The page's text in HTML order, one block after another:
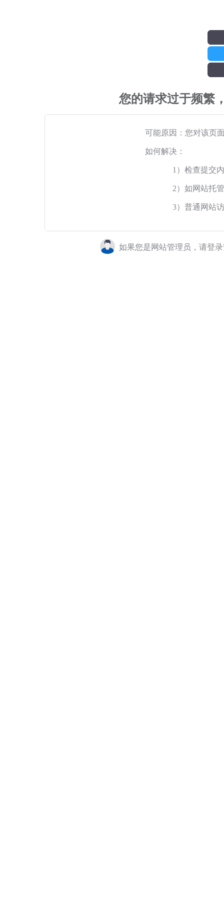
您的请求过于频繁
可能原因：您对该页
如何解决：
1）检查提交
2）如网站托
3）普通网站
如果您是网站管理员，请登